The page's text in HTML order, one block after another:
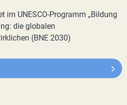
im UNESCO-Programm „Bildung
die globalen
(BNE 2030)